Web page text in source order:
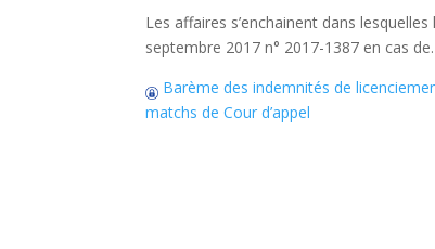
Les affaires s’enchainent dans
septembre 2017 n° 2017-1387 en cas
Barème des indemnités de
matchs de Cour d’appel